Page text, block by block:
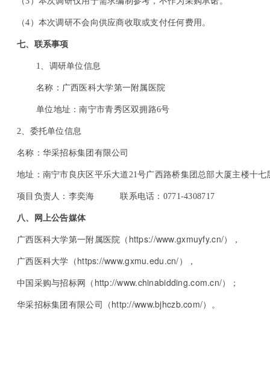
（4）本次调研不会向供应商收取或支付任何费用。
七、联系事项
1、调研单位信息
名称：广西医科大学第一附属医院
单位地址：南宁市青秀区双拥路6号
2、委托单位信息
名称：华采招标集团有限公司
地址：南宁市良庆区平乐大道21号广西路桥集团总部大厦主楼十七
项目负责人：李奕海 联系电话：0771-4308717
八、网上公告媒体
广西医科大学第一附属医院（ https://www.gxmuyfy.cn/），
广西医科大学（ https://www.gxmu.edu.cn/ ），
中国采购与招标网（ http://www.chinabidding.com.cn/）；
华采招标集团有限公司（ http://www.bjhczb.com/）。